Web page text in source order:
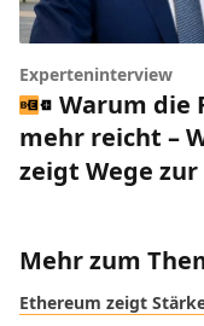
Experteninterview
Warum die
mehr reicht –
zeigt Wege
Mehr zum
Ethereum zeigt